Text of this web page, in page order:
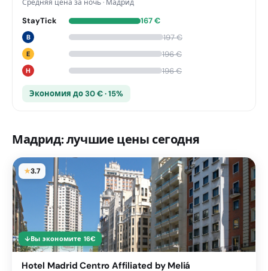
Средняя цена за ночь· Мадрид
StayTick 167€
B 197€
E 196€
H 196€
Экономия до 30 € · 15%
Мадрид: лучшие цены сегодня
★3.7
↓Вы экономите 16€
Hotel Madrid Centro Affiliated by Meliá